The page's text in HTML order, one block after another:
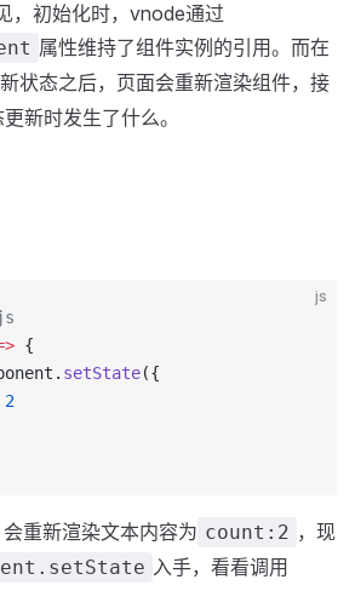
，初始化时，vnode通过
属性维持了组件实例的引用。而在
状态之后，页面会重新渲染组件，接
新时发生了什么。
js
{
setState({
2
重新渲染文本内容为 count:2 ，现
入手，看看调用